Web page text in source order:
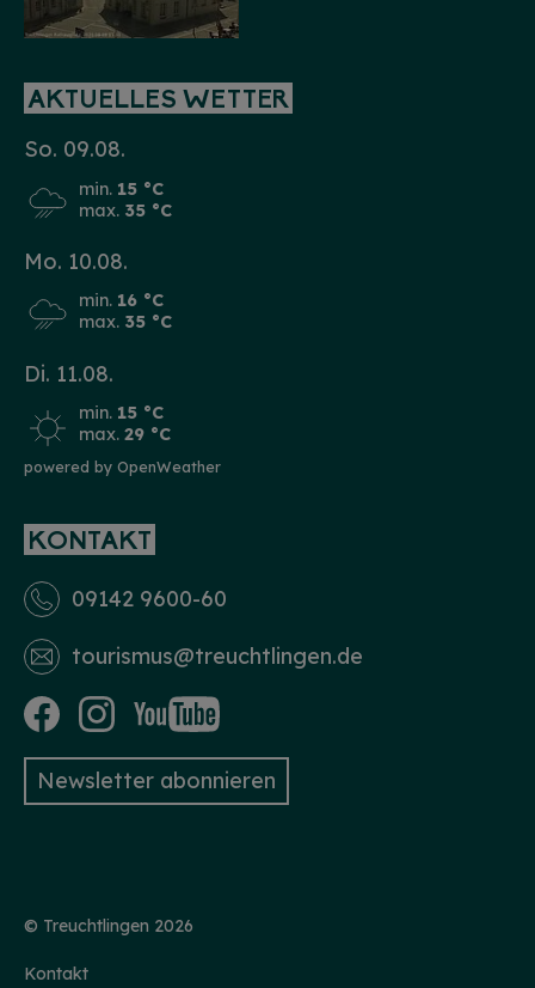
AKTUELLES WETTER
So. 09.08.
min. 15 °C
max. 35 °C
Mo. 10.08.
min. 16 °C
max. 35 °C
Di. 11.08.
min. 15 °C
max. 29 °C
powered by OpenWeather
KONTAKT
09142 9600-60
tourismus­@treuchtlingen.de
Newsletter abonnieren
© Treuchtlingen 2026
Kontakt